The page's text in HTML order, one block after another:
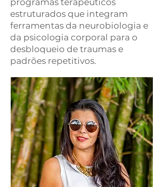
programas terapêuticos
estruturados que integram
ferramentas da neurobiologia e
da psicologia corporal para o
desbloqueio de traumas e
padrões repetitivos.